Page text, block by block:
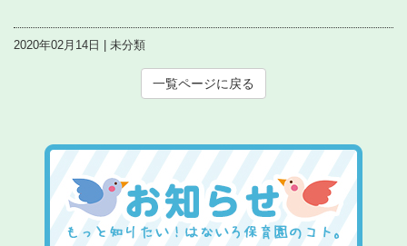
2020年02月14日 | 未分類
一覧ページに戻る